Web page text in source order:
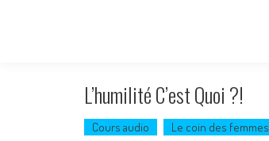
L’humilité C’est Quoi ?!
Cours audio Le coin des femmes